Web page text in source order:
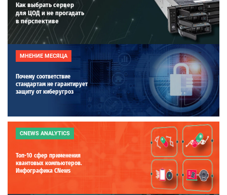
Как выбрать сервер
для ЦОД и не прогадать
в перспективе
МНЕНИЕ МЕСЯЦА
Почему соответствие
стандартам не гарантирует
защиту от киберугроз
CNEWS ANALYTICS
Топ-10 сфер применения
квантовых компьютеров.
Инфографика CNews